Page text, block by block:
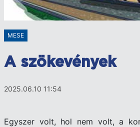
MESE
A szökevények
2025.06.10 11:54
Egyszer volt, hol nem volt, a